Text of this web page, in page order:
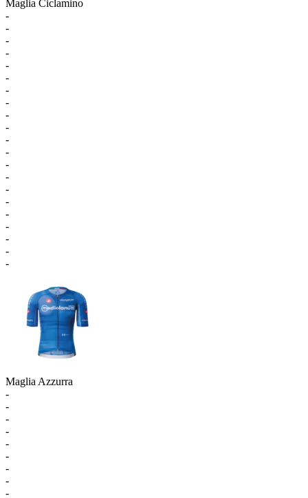
Maglia Ciclamino
-
-
-
-
-
-
-
-
-
-
-
-
-
-
-
-
-
-
-
-
-
Maglia Azzurra
-
-
-
-
-
-
-
-
-